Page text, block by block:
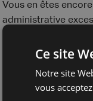
Vous en êtes
administrative
Il s’agit de la
restent limitées et
Ce site
Notre site
vous